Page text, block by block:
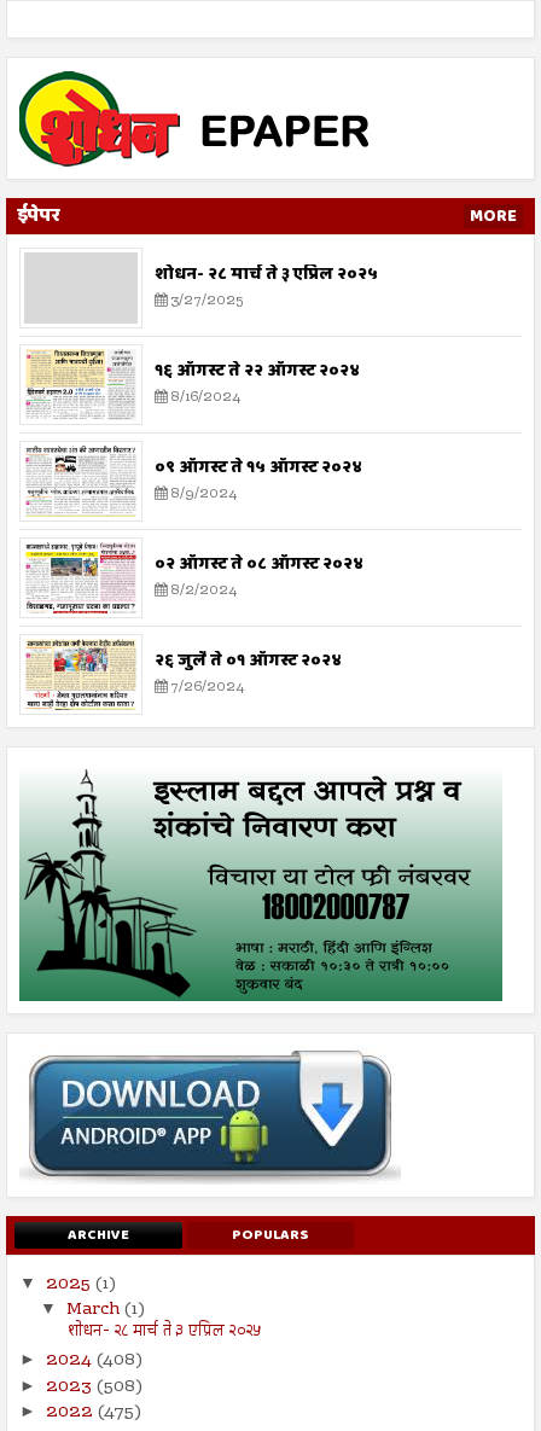
ईपेपर MORE
शोधन- २८ मार्च ते ३ एप्रिल २०२५
3/27/2025
१६ ऑगस्ट ते २२ ऑगस्ट २०२४
8/16/2024
०९ ऑगस्ट ते १५ ऑगस्ट २०२४
8/9/2024
०२ ऑगस्ट ते ०८ ऑगस्ट २०२४
8/2/2024
२६ जुलै ते ०१ ऑगस्ट २०२४
7/26/2024
ARCHIVE POPULARS
▼ 2025 (1)
▼ March(1)
शोधन- २८ मार्च ते ३ एप्रिल २०२५
► 2024(408)
► 2023 (508)
► 2022 (475)